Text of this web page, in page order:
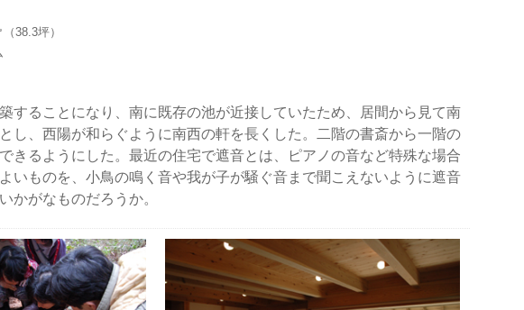
38.3坪）
することになり、南に既存の池が近接していたため、居間から見て南
し、西陽が和らぐように南西の軒を長くした。二階の書斎から一階の
きるようにした。最近の住宅で遮音とは、ピアノの音など特殊な場合
いものを、小鳥の鳴く音や我が子が騒ぐ音まで聞こえないように遮音
かがなものだろうか。